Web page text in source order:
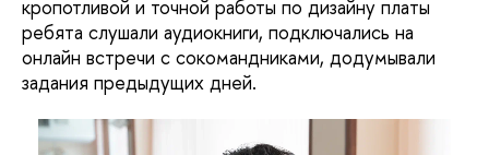
кропотливой и точной работы по дизайну платы
ребята слушали аудиокниги, подключались на
онлайн встречи с сокомандниками, додумывали
задания предыдущих дней.